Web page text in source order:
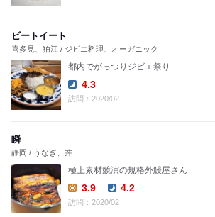
ビートイート
喜多見、狛江 / ジビエ料理、オーガニック
都内でがっつりジビエ祭り
Dinner:
4.3
訪問：2020/02
瞬
静岡 / うなぎ、丼
極上素材競演の規格外鰻屋さん
Lunch:
3.9 4.2
訪問：2020/02